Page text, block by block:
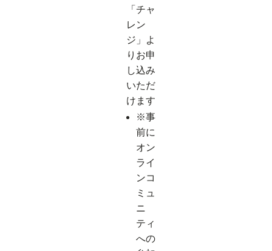
「チャ
レン
ジ」よ
りお申
し込み
いただ
けます
※事
前に
オン
ライ
ンコ
ミュ
ニ
ティ
への